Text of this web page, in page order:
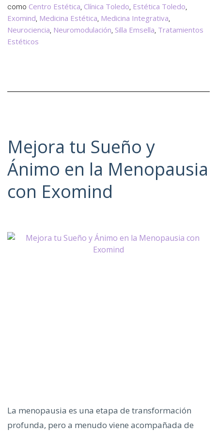
Suelo
Pélvico
y
como Centro Estética, Clínica Toledo, Estética Toledo,
Exomind, Medicina Estética, Medicina Integrativa,
Neurociencia, Neuromodulación, Silla Emsella, Tratamientos
Estéticos
Mejora tu Sueño y
Ánimo en la Menopausia
con Exomind
La menopausia es una etapa de transformación
profunda, pero a menudo viene acompañada de